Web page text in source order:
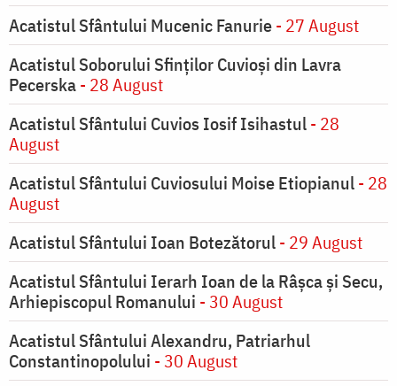
Acatistul Sfântului Mucenic Fanurie- 27 August
Acatistul Soborului Sfinților Cuvioși din Lavra
Pecerska- 28 August
Acatistul Sfântului Cuvios Iosif Isihastul- 28
August
Acatistul Sfântului Cuviosului Moise Etiopianul- 28
August
Acatistul Sfântului Ioan Botezătorul- 29 August
Acatistul Sfântului Ierarh Ioan de la Râşca şi Secu,
Arhiepiscopul Romanului - 30 August
Acatistul Sfântului Alexandru, Patriarhul
Constantinopolului - 30 August